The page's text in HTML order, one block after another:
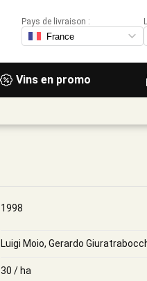
Vins en promo
Pays de livraison :
1998
Luigi Moio, Gerardo
30 / ha